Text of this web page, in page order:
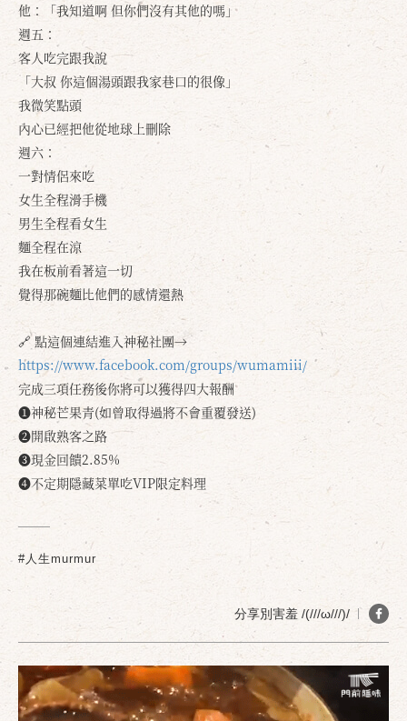
他：「我知道啊 但你們沒有其他的嗎」
週五：
客人吃完跟我說
「大叔 你這個湯頭跟我家巷口的很像」
我微笑點頭
內心已經把他從地球上刪除
週六：
一對情侶來吃
女生全程滑手機
男生全程看女生
麵全程在涼
我在板前看著這一切
覺得那碗麵比他們的感情還熱
🔗 點這個連結進入神秘社團→
https://www.facebook.com/groups/wumamiii/
完成三項任務後你將可以獲得四大報酬
❶神秘芒果青(如曾取得過將不會重覆發送)
❷開啟熟客之路
❸現金回饋2.85%
❹不定期隱藏菜單吃VIP限定料理
#人生murmur
分享別害羞 /(///ω///)/
確定